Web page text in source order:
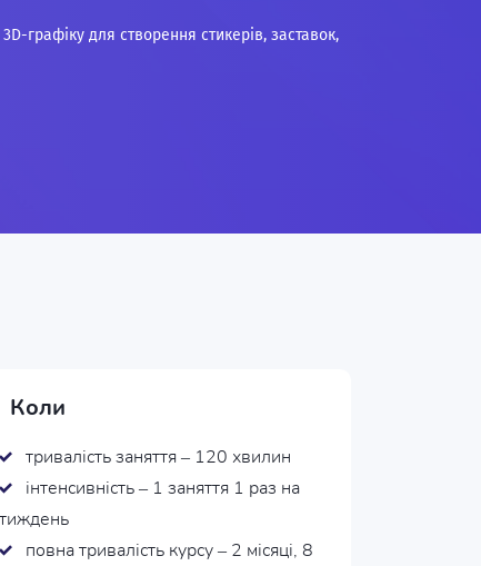
графіку для створення стикерів, заставок,
Коли
тривалість заняття – 120 хвилин
інтенсивність – 1 заняття 1 раз на
тиждень
повна тривалість курсу – 2 місяці, 8